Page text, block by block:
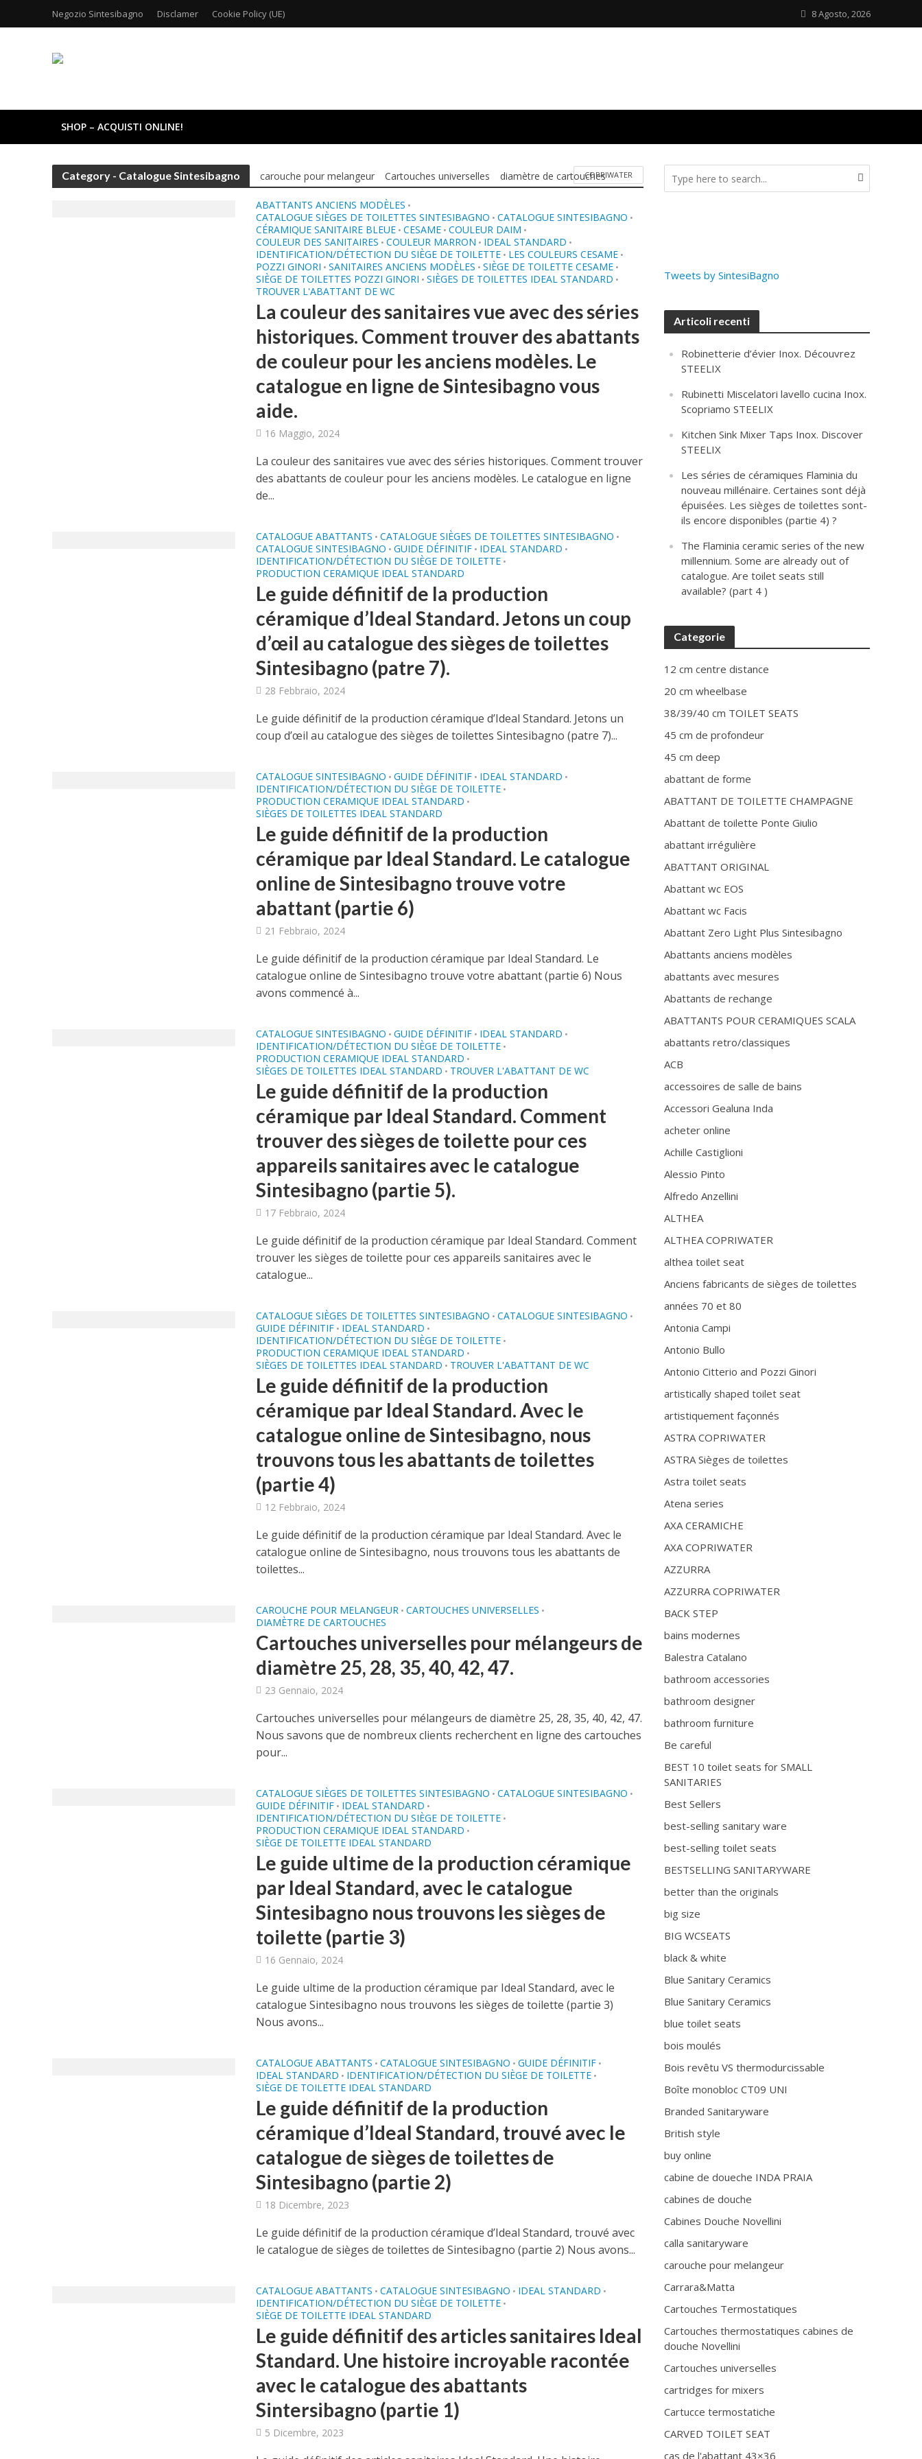
Negozio Sintesibagno Disclamer Cookie Policy (UE) 8 Agosto, 2026
SHOP – ACQUISTI ONLINE!
Category - Catalogue Sintesibagno carouche pour melangeur Cartouches universelles diamètre de cartouchesCOPRIWATER
ABATTANTS ANCIENS MODÈLES •
CATALOGUE SIÈGES DE TOILETTES SINTESIBAGNO • CATALOGUE SINTESIBAGNO •
CÉRAMIQUE SANITAIRE BLEUE • CESAME • COULEUR DAIM •
COULEUR DES SANITAIRES • COULEUR MARRON • IDEAL STANDARD •
IDENTIFICATION/DÉTECTION DU SIÈGE DE TOILETTE • LES COULEURS CESAME •
POZZI GINORI • SANITAIRES ANCIENS MODÈLES • SIÈGE DE TOILETTE CESAME •
SIÈGE DE TOILETTES POZZI GINORI • SIÈGES DE TOILETTES IDEAL STANDARD •
TROUVER L'ABATTANT DE WC
La couleur des sanitaires vue avec des séries
historiques. Comment trouver des abattants
de couleur pour les anciens modèles. Le
catalogue en ligne de Sintesibagno vous
aide.
16 Maggio, 2024
La couleur des sanitaires vue avec des séries historiques. Comment trouver
des abattants de couleur pour les anciens modèles. Le catalogue en ligne
de...
CATALOGUE ABATTANTS • CATALOGUE SIÈGES DE TOILETTES SINTESIBAGNO •
CATALOGUE SINTESIBAGNO • GUIDE DÉFINITIF • IDEAL STANDARD •
IDENTIFICATION/DÉTECTION DU SIÈGE DE TOILETTE •
PRODUCTION CERAMIQUE IDEAL STANDARD
Le guide définitif de la production
céramique d’Ideal Standard. Jetons un coup
d’œil au catalogue des sièges de toilettes
Sintesibagno (patre 7).
28 Febbraio, 2024
Le guide définitif de la production céramique d’Ideal Standard. Jetons un
coup d’œil au catalogue des sièges de toilettes Sintesibagno (patre 7)...
CATALOGUE SINTESIBAGNO • GUIDE DÉFINITIF • IDEAL STANDARD •
IDENTIFICATION/DÉTECTION DU SIÈGE DE TOILETTE •
PRODUCTION CERAMIQUE IDEAL STANDARD •
SIÈGES DE TOILETTES IDEAL STANDARD
Le guide définitif de la production
céramique par Ideal Standard. Le catalogue
online de Sintesibagno trouve votre
abattant (partie 6)
21 Febbraio, 2024
Le guide définitif de la production céramique par Ideal Standard. Le
catalogue online de Sintesibagno trouve votre abattant (partie 6) Nous
avons commencé à...
CATALOGUE SINTESIBAGNO • GUIDE DÉFINITIF • IDEAL STANDARD •
IDENTIFICATION/DÉTECTION DU SIÈGE DE TOILETTE •
PRODUCTION CERAMIQUE IDEAL STANDARD •
SIÈGES DE TOILETTES IDEAL STANDARD • TROUVER L'ABATTANT DE WC
Le guide définitif de la production
céramique par Ideal Standard. Comment
trouver des sièges de toilette pour ces
appareils sanitaires avec le catalogue
Sintesibagno (partie 5).
17 Febbraio, 2024
Le guide définitif de la production céramique par Ideal Standard. Comment
trouver les sièges de toilette pour ces appareils sanitaires avec le
catalogue...
CATALOGUE SIÈGES DE TOILETTES SINTESIBAGNO • CATALOGUE SINTESIBAGNO •
GUIDE DÉFINITIF • IDEAL STANDARD •
IDENTIFICATION/DÉTECTION DU SIÈGE DE TOILETTE •
PRODUCTION CERAMIQUE IDEAL STANDARD •
SIÈGES DE TOILETTES IDEAL STANDARD • TROUVER L'ABATTANT DE WC
Le guide définitif de la production
céramique par Ideal Standard. Avec le
catalogue online de Sintesibagno, nous
trouvons tous les abattants de toilettes
(partie 4)
12 Febbraio, 2024
Le guide définitif de la production céramique par Ideal Standard. Avec le
catalogue online de Sintesibagno, nous trouvons tous les abattants de
toilettes...
CAROUCHE POUR MELANGEUR • CARTOUCHES UNIVERSELLES •
DIAMÈTRE DE CARTOUCHES
Cartouches universelles pour mélangeurs de
diamètre 25, 28, 35, 40, 42, 47.
23 Gennaio, 2024
Cartouches universelles pour mélangeurs de diamètre 25, 28, 35, 40, 42, 47.
Nous savons que de nombreux clients recherchent en ligne des cartouches
pour...
CATALOGUE SIÈGES DE TOILETTES SINTESIBAGNO • CATALOGUE SINTESIBAGNO •
GUIDE DÉFINITIF • IDEAL STANDARD •
IDENTIFICATION/DÉTECTION DU SIÈGE DE TOILETTE •
PRODUCTION CERAMIQUE IDEAL STANDARD •
SIÈGE DE TOILETTE IDEAL STANDARD
Le guide ultime de la production céramique
par Ideal Standard, avec le catalogue
Sintesibagno nous trouvons les sièges de
toilette (partie 3)
16 Gennaio, 2024
Le guide ultime de la production céramique par Ideal Standard, avec le
catalogue Sintesibagno nous trouvons les sièges de toilette (partie 3)
Nous avons...
CATALOGUE ABATTANTS • CATALOGUE SINTESIBAGNO • GUIDE DÉFINITIF •
IDEAL STANDARD • IDENTIFICATION/DÉTECTION DU SIÈGE DE TOILETTE •
SIÈGE DE TOILETTE IDEAL STANDARD
Le guide définitif de la production
céramique d’Ideal Standard, trouvé avec le
catalogue de sièges de toilettes de
Sintesibagno (partie 2)
18 Dicembre, 2023
Le guide définitif de la production céramique d’Ideal Standard, trouvé avec
le catalogue de sièges de toilettes de Sintesibagno (partie 2) Nous avons...
CATALOGUE ABATTANTS • CATALOGUE SINTESIBAGNO • IDEAL STANDARD •
IDENTIFICATION/DÉTECTION DU SIÈGE DE TOILETTE •
SIÈGE DE TOILETTE IDEAL STANDARD
Le guide définitif des articles sanitaires Ideal
Standard. Une histoire incroyable racontée
avec le catalogue des abattants
Sintersibagno (partie 1)
5 Dicembre, 2023
Tweets by SintesiBagno
Articoli recenti
Robinetterie d’évier Inox. Découvrez
STEELIX
Rubinetti Miscelatori lavello cucina Inox.
Scopriamo STEELIX
Kitchen Sink Mixer Taps Inox. Discover
STEELIX
Les séries de céramiques Flaminia du
nouveau millénaire. Certaines sont déjà
épuisées. Les sièges de toilettes sont-
ils encore disponibles (partie 4) ?
The Flaminia ceramic series of the new
millennium. Some are already out of
catalogue. Are toilet seats still
available? (part 4 )
Categorie
12 cm centre distance
20 cm wheelbase
38/39/40 cm TOILET SEATS
45 cm de profondeur
45 cm deep
abattant de forme
ABATTANT DE TOILETTE CHAMPAGNE
Abattant de toilette Ponte Giulio
abattant irrégulière
ABATTANT ORIGINAL
Abattant wc EOS
Abattant wc Facis
Abattant Zero Light Plus Sintesibagno
Abattants anciens modèles
abattants avec mesures
Abattants de rechange
ABATTANTS POUR CERAMIQUES SCALA
abattants retro/classiques
ACB
accessoires de salle de bains
Accessori Gealuna Inda
acheter online
Achille Castiglioni
Alessio Pinto
Alfredo Anzellini
ALTHEA
ALTHEA COPRIWATER
althea toilet seat
Anciens fabricants de sièges de toilettes
années 70 et 80
Antonia Campi
Antonio Bullo
Antonio Citterio and Pozzi Ginori
artistically shaped toilet seat
artistiquement façonnés
ASTRA COPRIWATER
ASTRA Sièges de toilettes
Astra toilet seats
Atena series
AXA CERAMICHE
AXA COPRIWATER
AZZURRA
AZZURRA COPRIWATER
BACK STEP
bains modernes
Balestra Catalano
bathroom accessories
bathroom designer
bathroom furniture
Be careful
BEST 10 toilet seats for SMALL
SANITARIES
Best Sellers
best-selling sanitary ware
best-selling toilet seats
BESTSELLING SANITARYWARE
better than the originals
big size
BIG WCSEATS
black & white
Blue Sanitary Ceramics
Blue Sanitary Ceramics
blue toilet seats
bois moulés
Bois revêtu VS thermodurcissable
Boîte monobloc CT09 UNI
Branded Sanitaryware
British style
buy online
cabine de doueche INDA PRAIA
cabines de douche
Cabines Douche Novellini
calla sanitaryware
carouche pour melangeur
Carrara&Matta
Cartouches Termostatiques
Cartouches thermostatiques cabines de
douche Novellini
Cartouches universelles
cartridges for mixers
Cartucce termostatiche
CARVED TOILET SEAT
cas de l'abattant 43×36